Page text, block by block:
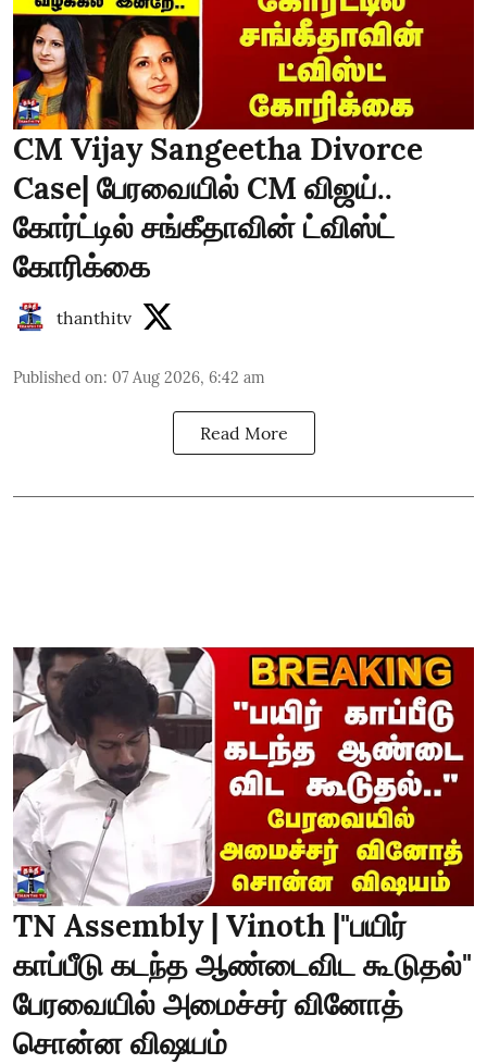
CM Vijay Sangeetha Divorce
Case| பேரவையில் CM விஜய்..
கோர்ட்டில் சங்கீதாவின் ட்விஸ்ட்
கோரிக்கை
thanthitv
Published on: 07 Aug 2026, 6:42 am
Read More
TN Assembly | Vinoth |"பயிர்
காப்பீடு கடந்த ஆண்டைவிட கூடுதல்"
பேரவையில் அமைச்சர் வினோத்
சொன்ன விஷயம்